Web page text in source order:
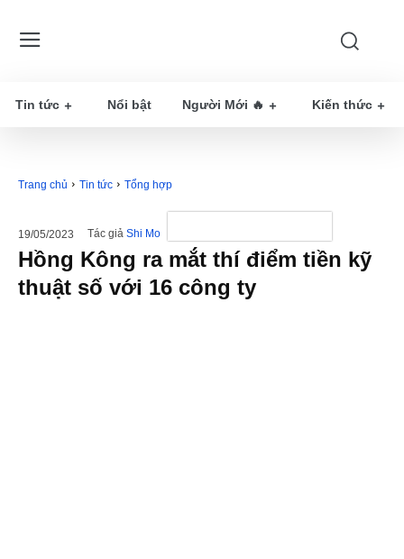
Tin tức Nổi bật Người Mới 🔥 Kiến thức
Trang chủ Tin tức Tổng hợp
19/05/2023 Tác giả Shi Mo
Hồng Kông ra mắt thí điểm tiền kỹ
thuật số với 16 công ty